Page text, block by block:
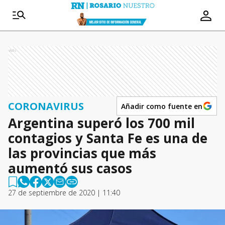
Ads
CORONAVIRUS Añadir como fuente en
Argentina superó los 700 mil
contagios y Santa Fe es una de
las provincias que más
aumentó sus casos
27 de septiembre de 2020 | 11:40